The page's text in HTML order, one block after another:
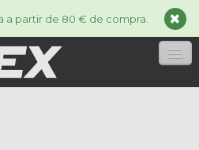
a partir de 80 € de compra.